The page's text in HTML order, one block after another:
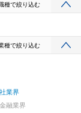
種で絞り込む
種で絞り込む
業界
金融業界